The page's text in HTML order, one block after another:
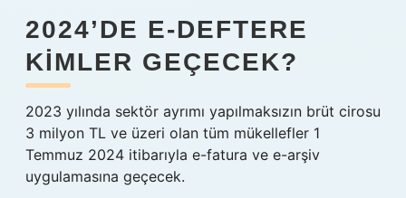
2024’DE E-DEFTERE
KIMLER GEÇECEK?
2023 yılında sektör ayrımı yapılmaksızın brüt cirosu
3 milyon TL ve üzeri olan tüm mükellefler 1
Temmuz 2024 itibarıyla e-fatura ve e-arşiv
uygulamasına geçecek.